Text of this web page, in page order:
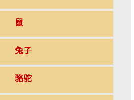
鼠
兔子
骆驼